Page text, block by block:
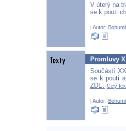
V úterý na
se k pouti
| Autor:
Promluvy
Součástí
se k pouti
ZDE.
Celý
| Autor: